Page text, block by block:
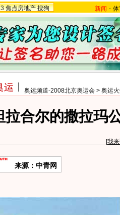
焦点房地产 搜狗 新闻 -
奥运频道-2008北京奥运会 > 奥运
拉合尔的撒拉玛
[我
来源：中青网